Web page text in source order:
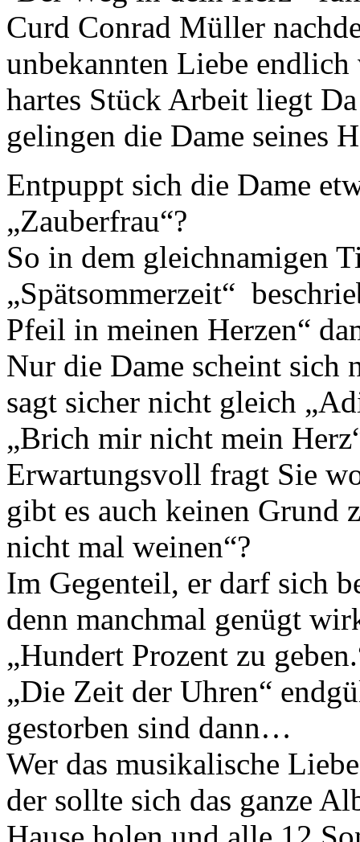
Curd Conrad Müller
unbekannten Liebe
hartes Stück Arbeit liegt
gelingen die Dame seines
Entpuppt sich die Dame
„Zauberfrau“?
So in dem gleichnamigen
„Spätsommerzeit“
Pfeil in meinen Herzen“
Nur die Dame scheint sich
sagt sicher nicht gleich
„Brich mir nicht mein
Erwartungsvoll fragt Sie
gibt es auch keinen Grund
nicht mal weinen“?
Im Gegenteil, er darf sich
denn manchmal genügt
„Hundert Prozent zu
„Die Zeit der Uhren“
gestorben sind dann…
Wer das musikalische
der sollte sich das ganze